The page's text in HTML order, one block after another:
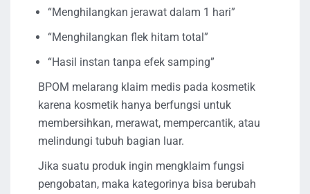
“Menghilangkan jerawat dalam 1 hari”
“Menghilangkan flek hitam total”
“Hasil instan tanpa efek samping”
BPOM melarang klaim medis pada kosmetik
karena kosmetik hanya berfungsi untuk
membersihkan, merawat, mempercantik, atau
melindungi tubuh bagian luar.
Jika suatu produk ingin mengklaim fungsi
pengobatan, maka kategorinya bisa berubah